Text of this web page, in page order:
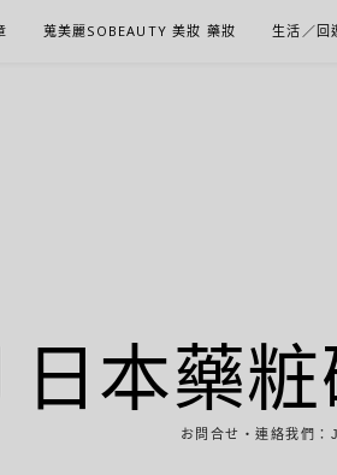
蒐美麗SOBEAUTY 美妝 藥妝 生活／回
日本藥粧
お問合せ・連絡我們